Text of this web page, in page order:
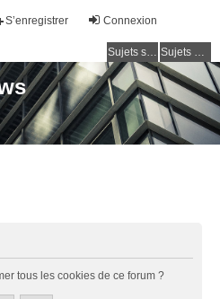
Connexion
S’enregistrer
Sujets sans réponse Sujets actifs
tous les cookies de ce forum ?